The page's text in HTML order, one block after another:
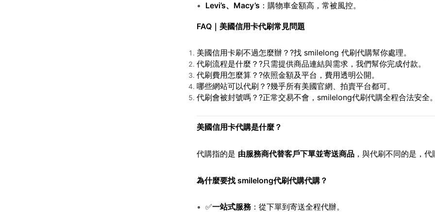
Levi’s、Macy’s ：購物車金額高，常被風控。
FAQ｜美國信用卡代刷常見問題
美國信用卡刷不過怎麼辦？?找 smilelong 代刷代購幫你處理。
代刷流程是什麼？?只需提供商品連結與需求，我們幫你完成付款。
代刷費用怎麼算？?依照金額及平台，費用透明公開。
哪些網站可以代刷？?幾乎所有美國官網、拍賣平台都可。
代刷會被封號嗎？?正常交易不會，smilelong代刷代購全程合法安全
美國信用卡代購是什麼？
代購指的是 由服務商代替客戶下單並寄送商品，與代刷不同的是，
為什麼要找 smilelong代刷代購代購？
✅一站式服務：從下單到寄送全程代辦。